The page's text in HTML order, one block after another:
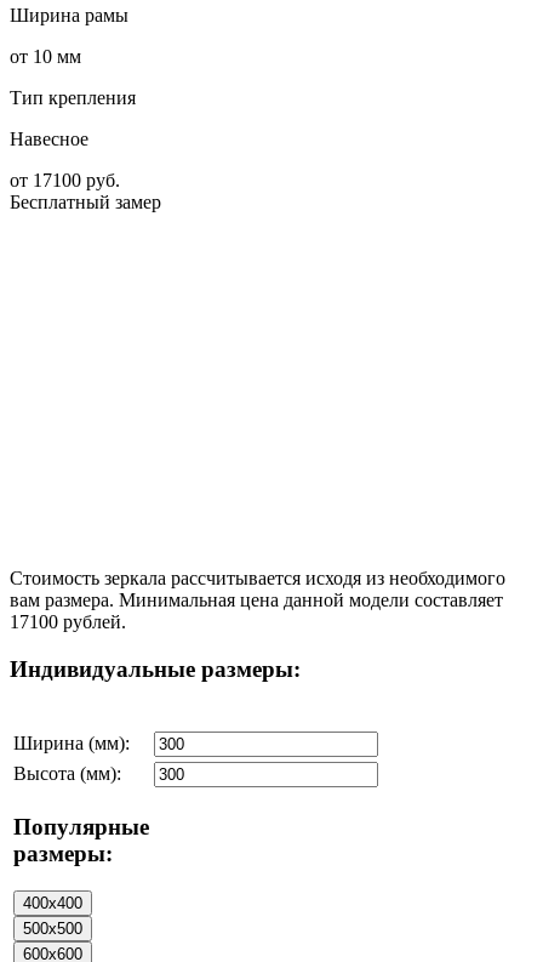
Ширина рамы
от 10 мм
Тип крепления
Навесное
от 17100 руб.
Бесплатный замер
Стоимость зеркала рассчитывается исходя из необходимого
вам размера. Минимальная цена данной модели составляет
17100 рублей.
Индивидуальные размеры:
Ширина (мм):
Высота (мм):
Популярные
размеры: